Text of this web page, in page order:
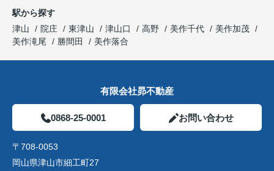
駅から探す
津山
院庄 東津山 津山口 高野 美作千代
美作加茂
美作滝尾
勝間田 美作落合
有限会社昴不動産
0868-25-0001 お問い合わせ
〒708-0053
岡山県津山市細工町27